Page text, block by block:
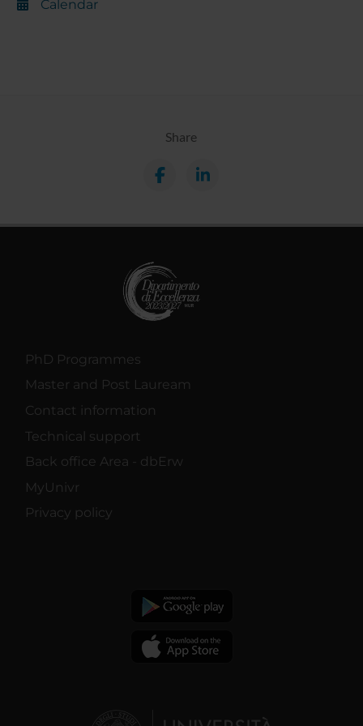
Calendar
Share
PhD Programmes
Master and Post Lauream
Contact information
Technical support
Back office Area - dbErw
MyUnivr
Privacy policy